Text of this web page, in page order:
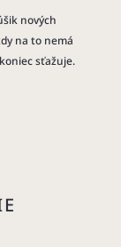
nových
na to nemá
sťažuje.